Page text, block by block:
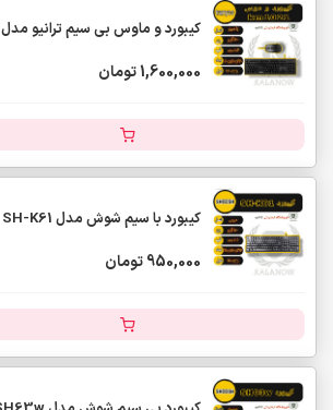
کیبورد و ماوس بی سیم ترانیو مدل T-KM 1021W
1,600,000 تومان
کیبورد با سیم شوش مدل SH-K61
950,000 تومان